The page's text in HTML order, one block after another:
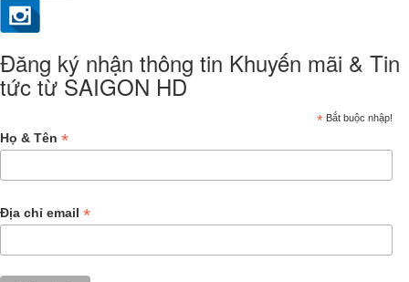
Đăng ký nhận thông tin Khuyến mãi & Tin
tức từ SAIGON HD
* Bắt buộc nhập!
Họ & Tên *
Địa chỉ email *